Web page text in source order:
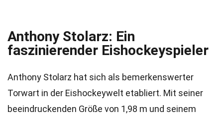
Anthony Stolarz: Ein
faszinierender Eishockeyspieler
Anthony Stolarz hat sich als bemerkenswerter
Torwart in der Eishockeywelt etabliert. Mit seiner
beeindruckenden Größe von 1,98 m und seinem